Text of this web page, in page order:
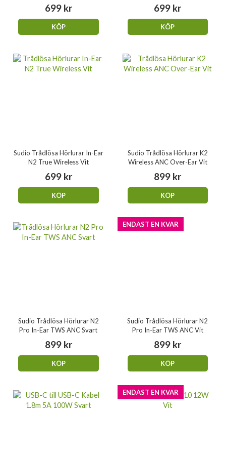
699 kr
KÖP
699 kr
KÖP
Sudio Trådlösa Hörlurar In-Ear
N2 True Wireless Vit
699 kr
KÖP
Sudio Trådlösa Hörlurar K2
Wireless ANC Over-Ear Vit
899 kr
KÖP
Sudio Trådlösa Hörlurar N2
Pro In-Ear TWS ANC Svart
899 kr
KÖP
ENDAST EN KVAR
Sudio Trådlösa Hörlurar N2
Pro In-Ear TWS ANC Vit
899 kr
KÖP
ENDAST EN KVAR